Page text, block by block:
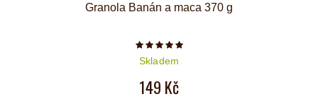
Granola Banán a maca 370 g
Počet hvězdiček je 5 z 5
Skladem
149 Kč